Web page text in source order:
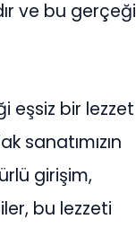
ve bu gerçeği
eşsiz bir lezzet
sanatımızın
girişim,
bu lezzeti